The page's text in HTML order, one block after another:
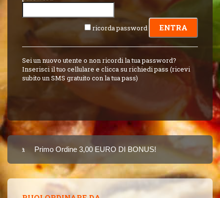
ricorda password
Sei un nuovo utente o non ricordi la tua password?
Inserisci il tuo cellulare e clicca su richiedi pass (ricevi
subito un SMS gratuito con la tua pass)
Primo Ordine 3,00 EURO DI BONUS!
8 PUNTI 3,00